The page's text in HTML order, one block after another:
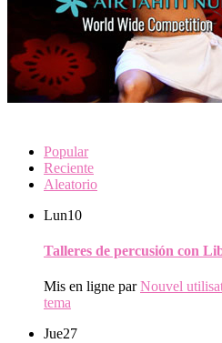
Popular
Reciente
Aleatorio
Lun10
Talleres de percusión con
Mis en ligne parNouvel
tema
Jue27